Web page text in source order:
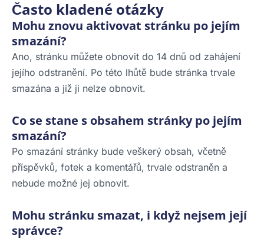
Často kladené otázky
Mohu znovu aktivovat stránku po jejím
smazání?
Ano, stránku můžete obnovit do 14 dnů od zahájení
jejího odstranění. Po této lhůtě bude stránka trvale
smazána a již ji nelze obnovit.
Co se stane s obsahem stránky po jejím
smazání?
Po smazání stránky bude veškerý obsah, včetně
příspěvků, fotek a komentářů, trvale odstraněn a
nebude možné jej obnovit.
Mohu stránku smazat, i když nejsem její
správce?